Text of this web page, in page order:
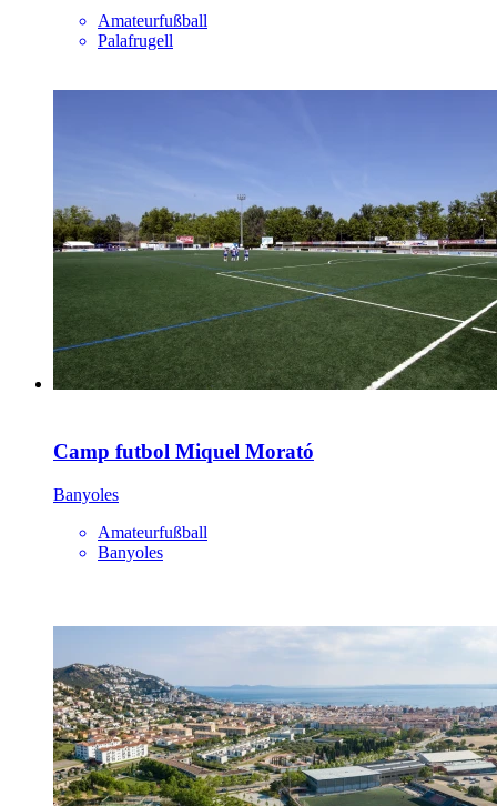
Amateurfußball
Palafrugell
Camp futbol Miquel Morató
Banyoles
Amateurfußball
Banyoles